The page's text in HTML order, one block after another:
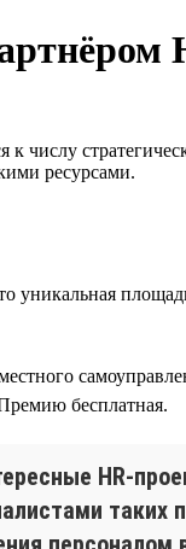
числу
ресурсами.
бесплатная.
HR-
таких